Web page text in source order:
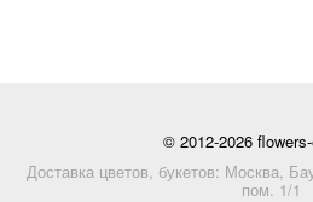
© 2012-2026
Доставка цветов, букетов: Москва,
пом. 1/1